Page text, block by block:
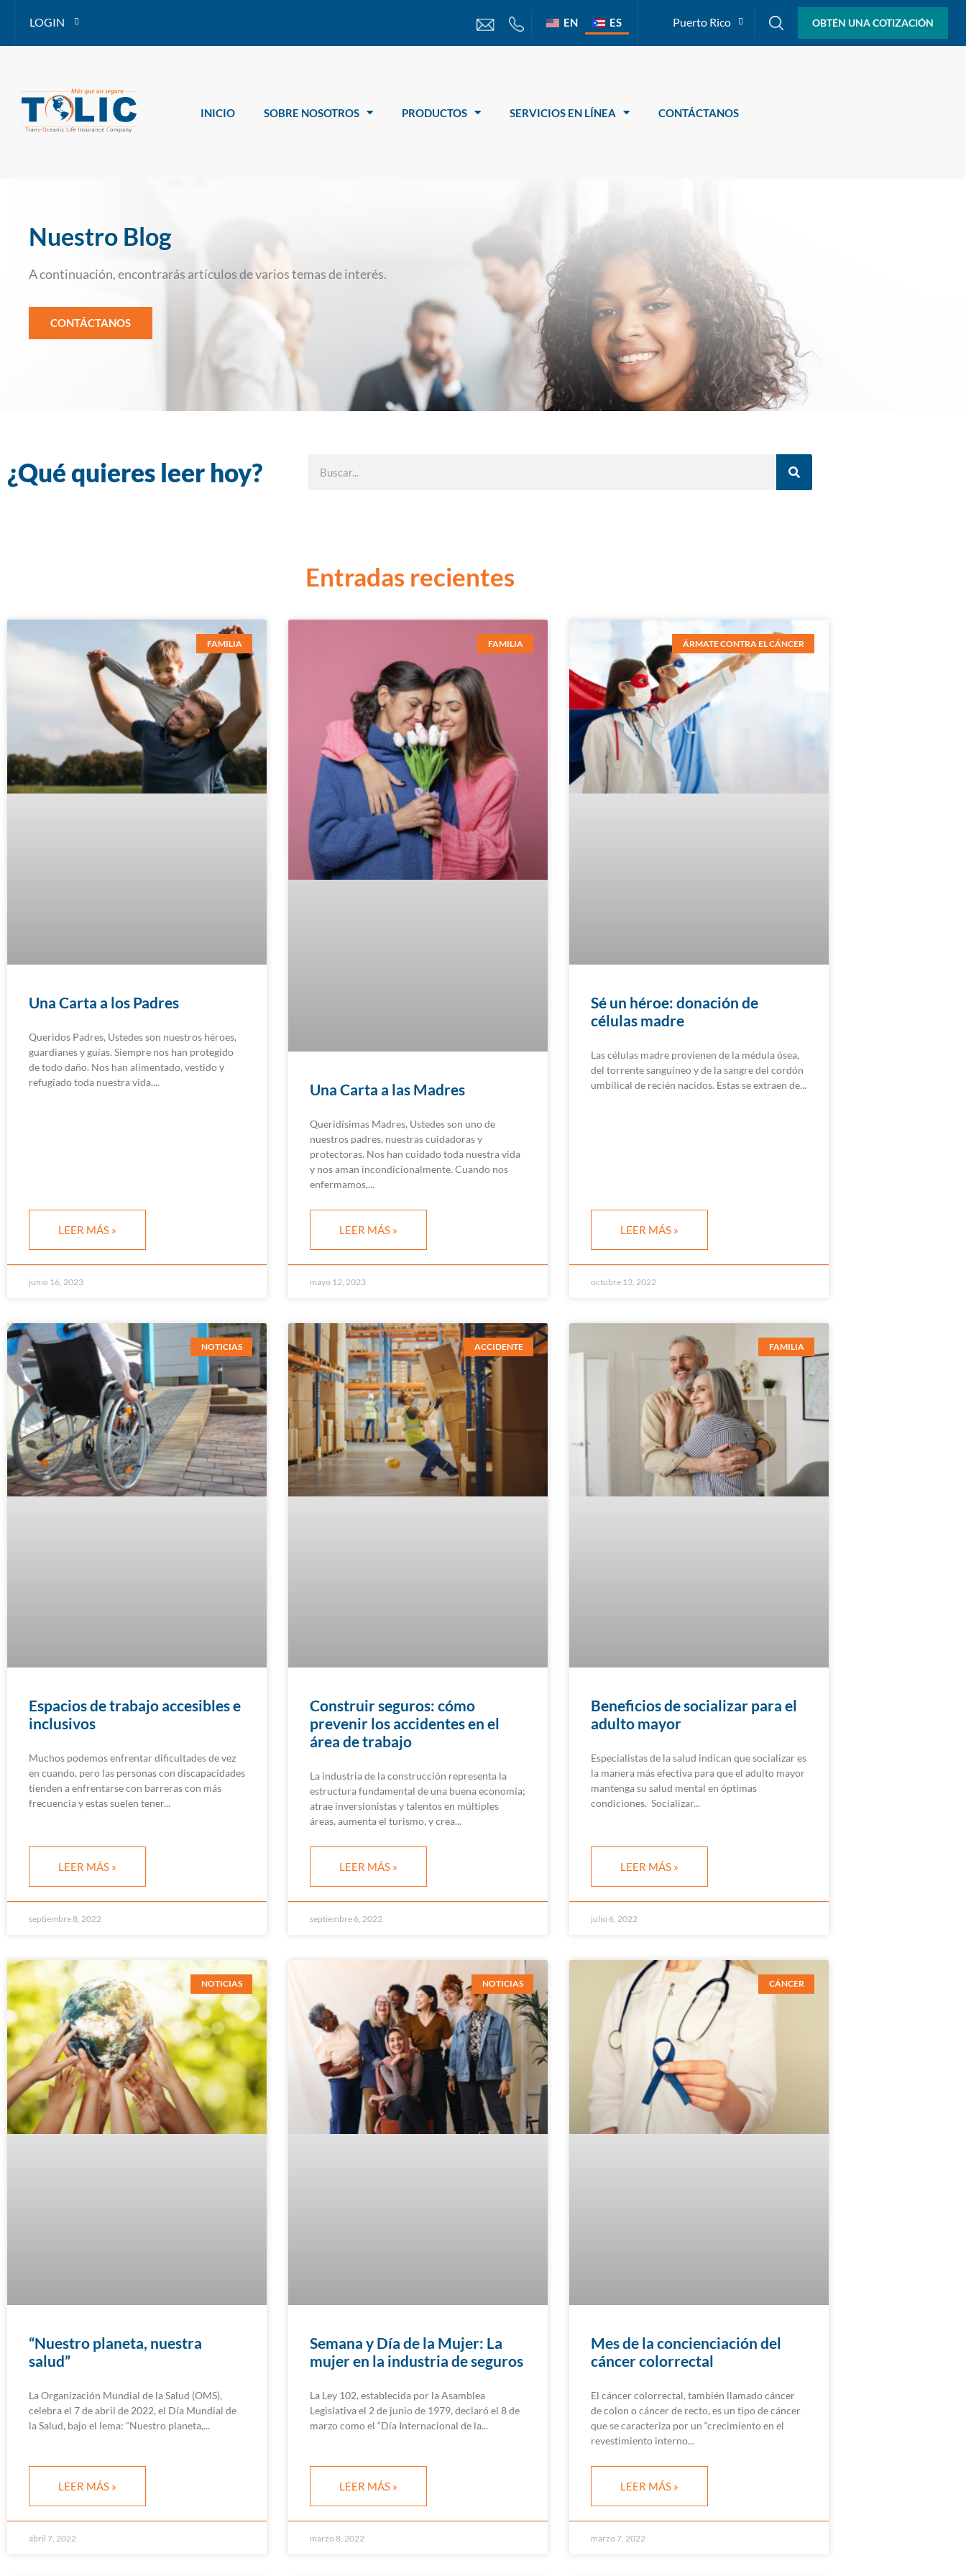
LOGIN EN ES Puerto Rico OBTÉN UNA COTIZACIÓN
INICIO SOBRE NOSOTROS PRODUCTOS SERVICIOS EN LÍNEA CONTÁCTANOS
Nuestro Blog
A continuación, encontrarás artículos de varios temas de interés.
CONTÁCTANOS
¿Qué quieres leer hoy?
Entradas recientes
FAMILIA
Una Carta a los Padres
Queridos Padres, Ustedes son nuestros héroes,
guardianes y guías. Siempre nos han protegido
de todo daño. Nos han alimentado, vestido y
refugiado toda nuestra vida.
LEER MÁS »
junio 16, 2023
FAMILIA
Una Carta a las Madres
Queridísimas Madres, Ustedes son uno de
nuestros padres, nuestras cuidadoras y
protectoras. Nos han cuidado toda nuestra vida
y nos aman incondicionalmente. Cuando nos
enfermamos,
LEER MÁS »
mayo 12, 2023
ÁRMATE CONTRA EL CÁNCER
Sé un héroe: donación de
células madre
Las células madre provienen de la médula ósea,
del torrente sanguíneo y de la sangre del cordón
umbilical de recién nacidos. Estas se extraen de
LEER MÁS »
octubre 13, 2022
NOTICIAS
Espacios de trabajo accesibles e
inclusivos
Muchos podemos enfrentar dificultades de vez
en cuando, pero las personas con discapacidades
tienden a enfrentarse con barreras con más
frecuencia y estas suelen tener
LEER MÁS »
septiembre 8, 2022
ACCIDENTE
Construir seguros: cómo
prevenir los accidentes en el
área de trabajo
La industria de la construcción representa la
estructura fundamental de una buena economía;
atrae inversionistas y talentos en múltiples
áreas, aumenta el turismo, y crea
LEER MÁS »
septiembre 6, 2022
FAMILIA
Beneficios de socializar para el
adulto mayor
Especialistas de la salud indican que socializar es
la manera más efectiva para que el adulto mayor
mantenga su salud mental en óptimas
condiciones. Socializar
LEER MÁS »
julio 6, 2022
NOTICIAS
“Nuestro planeta, nuestra
salud”
La Organización Mundial de la Salud (OMS),
celebra el 7 de abril de 2022, el Día Mundial de
la Salud, bajo el lema: “Nuestro planeta,
LEER MÁS »
abril 7, 2022
NOTICIAS
Semana y Día de la Mujer: La
mujer en la industria de seguros
La Ley 102, establecida por la Asamblea
Legislativa el 2 de junio de 1979, declaró el 8 de
marzo como el “Día Internacional de la
LEER MÁS »
marzo 8, 2022
CÁNCER
Mes de la concienciación del
cáncer colorrectal
El cáncer colorrectal, también llamado cáncer
de colon o cáncer de recto, es un tipo de cáncer
que se caracteriza por un “crecimiento en el
revestimiento interno
LEER MÁS »
marzo 7, 2022